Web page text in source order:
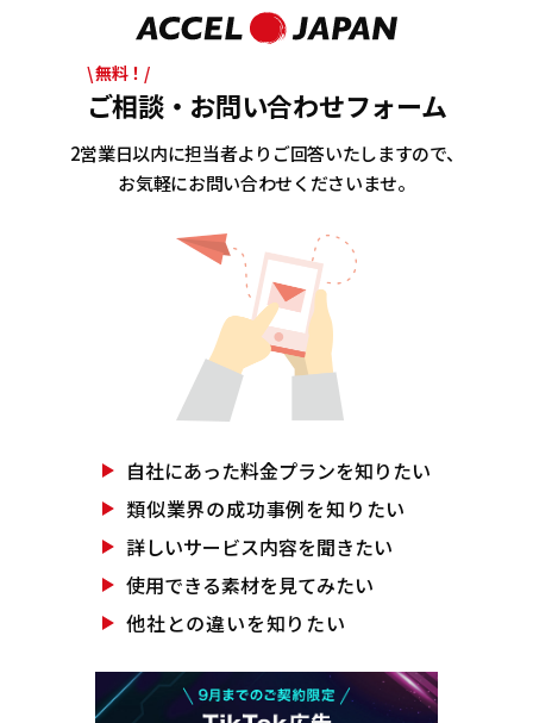
\ 無料！/
ご相談・お問い合わせフォーム
2営業日以内に担当者よりご回答いたしますので、
お気軽にお問い合わせくださいませ。
自社にあった料金プランを知りたい
類似業界の成功事例を知りたい
詳しいサービス内容を聞きたい
使用できる素材を見てみたい
他社との違いを知りたい